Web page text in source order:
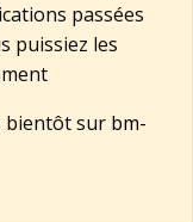
passées
puissiez les
bientôt sur bm-